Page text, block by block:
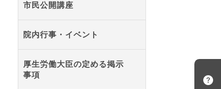
市民公開講座
院内行事・イベント
厚生労働大臣の定める掲示
事項